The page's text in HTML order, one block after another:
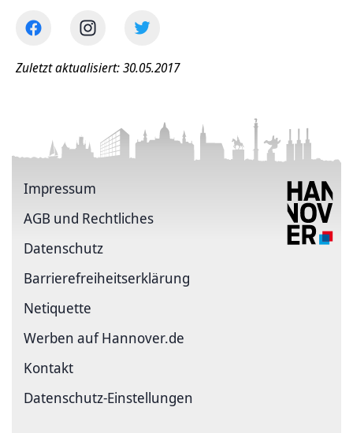
Zuletzt aktualisiert: 30.05.2017
Impressum
AGB und Rechtliches
Datenschutz
Barriere­freiheits­erklärung
Netiquette
Werben auf Hannover.de
Kontakt
Datenschutz-Einstellungen